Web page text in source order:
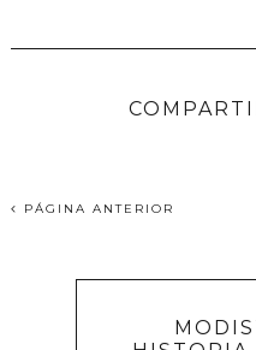
PÁGINA ANTERIOR